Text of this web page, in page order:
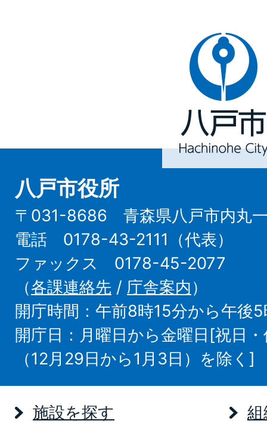
八
戸
Hachinohe
City
八戸市役所
〒031-8686 青森県八戸市内丸一
電話 0178-43-2111（代表）
ファックス 0178-45-2077
（各課連絡先 / 庁舎案内）
開庁時間：午前8時15分から午後
開庁日：月曜日から金曜日[祝日
（12月29日から1月3日）を除く]
施設を探す